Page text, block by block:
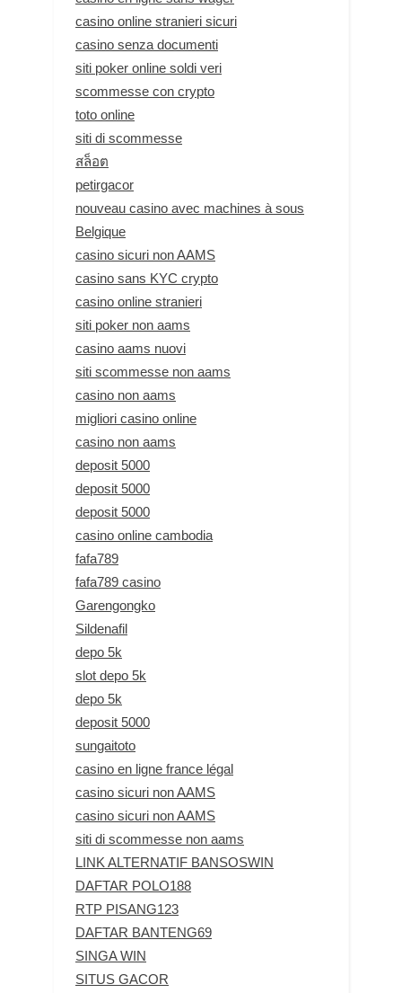
casino online stranieri sicuri
casino senza documenti
siti poker online soldi veri
scommesse con crypto
toto online
siti di scommesse
สล็อต
petirgacor
nouveau casino avec machines à sous
Belgique
casino sicuri non AAMS
casino sans KYC crypto
casino online stranieri
siti poker non aams
casino aams nuovi
siti scommesse non aams
casino non aams
migliori casino online
casino non aams
deposit 5000
deposit 5000
deposit 5000
casino online cambodia
fafa789
fafa789 casino
Garengongko
Sildenafil
depo 5k
slot depo 5k
depo 5k
deposit 5000
sungaitoto
casino en ligne france légal
casino sicuri non AAMS
casino sicuri non AAMS
siti di scommesse non aams
LINK ALTERNATIF BANSOSWIN
DAFTAR POLO188
RTP PISANG123
DAFTAR BANTENG69
SINGA WIN
SITUS GACOR